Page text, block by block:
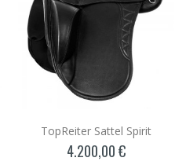
TopReiter Sattel Spirit
4.200,00 €